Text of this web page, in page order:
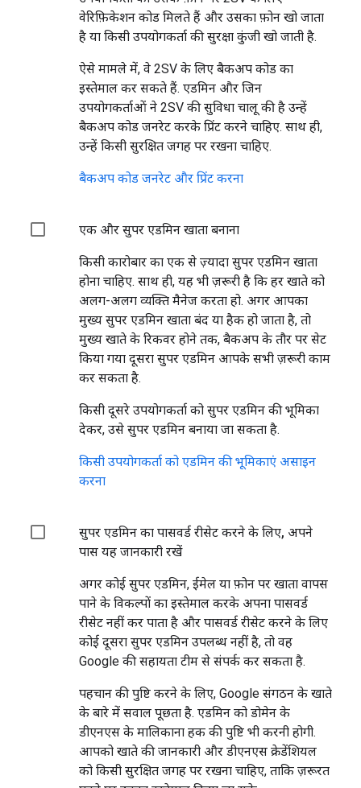
वेरिफ़िकेशन कोड मिलते हैं और उसका फ़ोन खो जाता
है या किसी उपयोगकर्ता की सुरक्षा कुंजी खो जाती है.
ऐसे मामले में, वे 2SV के लिए बैकअप कोड का
इस्तेमाल कर सकते हैं. एडमिन और जिन
उपयोगकर्ताओं ने 2SV की सुविधा चालू की है उन्हें
बैकअप कोड जनरेट करके प्रिंट करने चाहिए. साथ ही,
उन्हें किसी सुरक्षित जगह पर रखना चाहिए.
बैकअप कोड जनरेट और प्रिंट करना
एक और सुपर एडमिन खाता बनाना
किसी कारोबार का एक से ज़्यादा सुपर एडमिन खाता
होना चाहिए. साथ ही, यह भी ज़रूरी है कि हर खाते को
अलग-अलग व्यक्ति मैनेज करता हो. अगर आपका
मुख्य सुपर एडमिन खाता बंद या हैक हो जाता है, तो
मुख्य खाते के रिकवर होने तक, बैकअप के तौर पर सेट
किया गया दूसरा सुपर एडमिन आपके सभी ज़रूरी काम
कर सकता है.
किसी दूसरे उपयोगकर्ता को सुपर एडमिन की भूमिका
देकर, उसे सुपर एडमिन बनाया जा सकता है.
किसी उपयोगकर्ता को एडमिन की भूमिकाएं असाइन
करना
सुपर एडमिन का पासवर्ड रीसेट करने के लिए, अपने
पास यह जानकारी रखें
अगर कोई सुपर एडमिन, ईमेल या फ़ोन पर खाता वापस
पाने के विकल्पों का इस्तेमाल करके अपना पासवर्ड
रीसेट नहीं कर पाता है और पासवर्ड रीसेट करने के लिए
कोई दूसरा सुपर एडमिन उपलब्ध नहीं है, तो वह
Google की सहायता टीम से संपर्क कर सकता है.
पहचान की पुष्टि करने के लिए, Google संगठन के खाते
के बारे में सवाल पूछता है. एडमिन को डोमेन के
डीएनएस के मालिकाना हक की पुष्टि भी करनी होगी.
आपको खाते की जानकारी और डीएनएस क्रेडेंशियल
को किसी सुरक्षित जगह पर रखना चाहिए, ताकि ज़रूरत